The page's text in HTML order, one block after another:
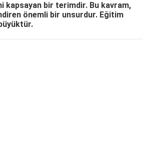
bir terimdir. Bu kavram,
önemli bir unsurdur. Eğitim